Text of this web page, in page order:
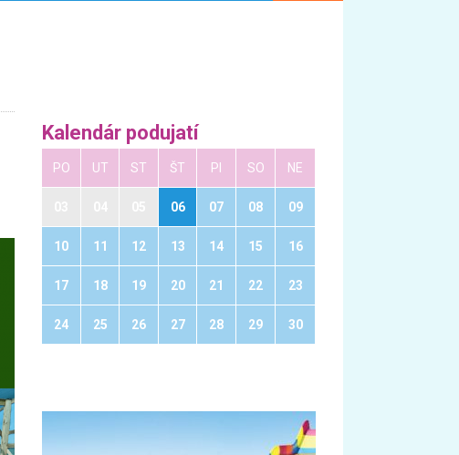
Kalendár podujatí
PO UT ST ŠT PI SO NE
06 07 08 09
10 11 12 13 14 15 16
17 18 19 20 21 22 23
24 25 26 27 28 29 30